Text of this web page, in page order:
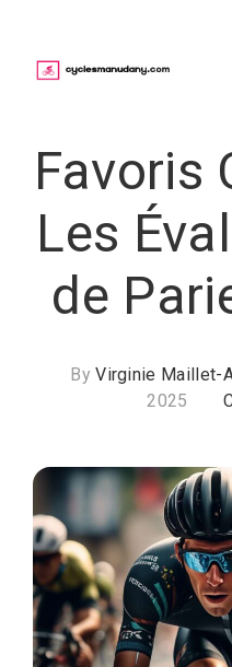
content
Favoris
Les
de
ByVirginie Maillet-
2025